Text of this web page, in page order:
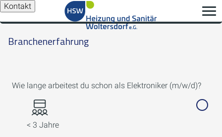
Kontakt
Branchenerfahrung
Wie lange arbeitest du schon als Elektroniker (m/w/d)?
< 3 Jahre